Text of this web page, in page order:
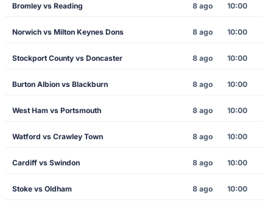
Bromley vs Reading 8 ago 10:00
Norwich vs Milton Keynes Dons 8 ago 10:00
Stockport County vs Doncaster 8 ago 10:00
Burton Albion vs Blackburn 8 ago 10:00
West Ham vs Portsmouth 8 ago 10:00
Watford vs Crawley Town 8 ago 10:00
Cardiff vs Swindon 8 ago 10:00
Stoke vs Oldham 8 ago 10:00